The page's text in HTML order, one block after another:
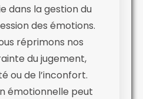
dans la gestion du
des émotions.
réprimons nos
du jugement,
ou de l’inconfort.
émotionnelle peut